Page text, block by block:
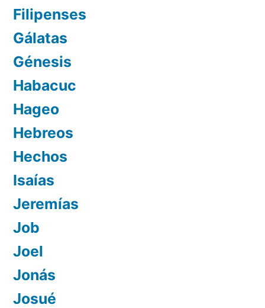
Filipenses
Gálatas
Génesis
Habacuc
Hageo
Hebreos
Hechos
Isaías
Jeremías
Job
Joel
Jonás
Josué